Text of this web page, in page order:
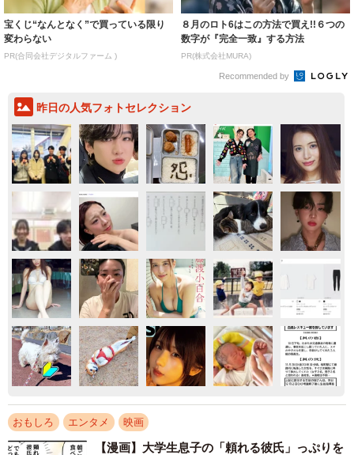
宝くじ“なんとなく”で買っている限り
変わらない
PR(合同会社デジタルファーム )
８月のロト6はこの方法で買え!!６つの
数字が『完全一致』する方法
PR(株式会社MURA)
Recommended by
昨日の人気フォトセレクション
おもしろ エンタメ 映画
【漫画】大学生息子の「頼れる彼氏」っぷりを